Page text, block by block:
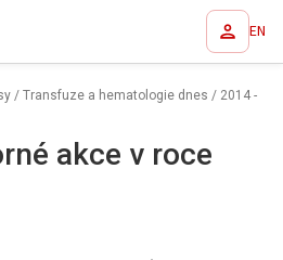
EN
/ Transfuze a hematologie dnes / 2014 -
akce v roce